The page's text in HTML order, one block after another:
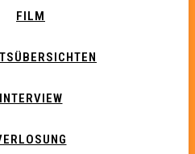
FILM
INTERVIEW